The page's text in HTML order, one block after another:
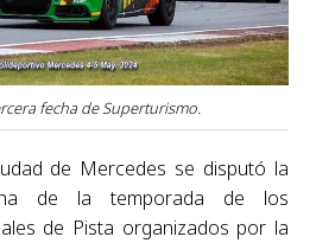
fecha de Superturismo.
de Mercedes se disputó la
de la temporada de los
de Pista organizados por la